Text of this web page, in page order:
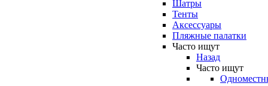
Шатры
Тенты
Аксессуары
Пляжные палатки
Часто ищут
Назад
Часто ищут